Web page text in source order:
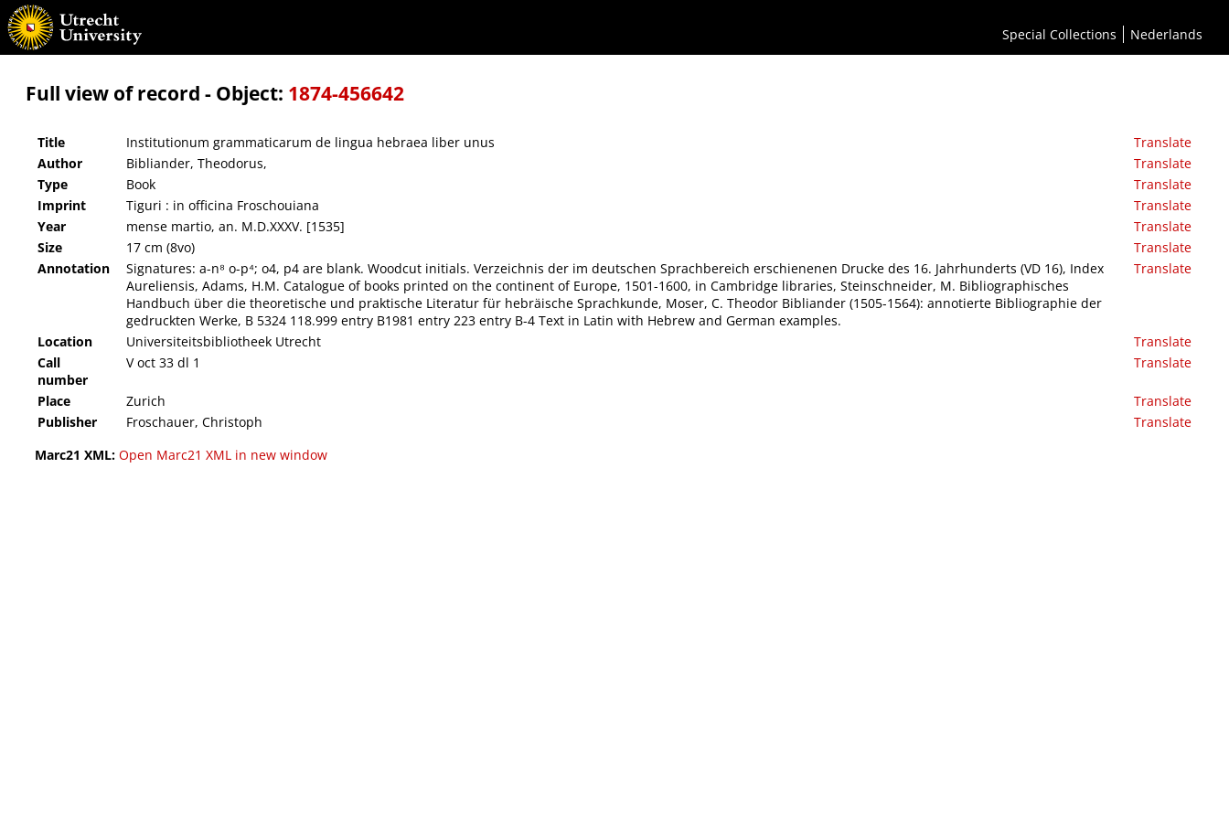
Special Collections Nederlands
Institutionum grammaticarum de lingua hebraea liber unus
Full view of record - Object: 1874-456642
Title Institutionum grammaticarum de lingua hebraea liber unus
Translate
Author
Bibliander, Theodorus,
Translate
Type
Book
Translate
Imprint
Tiguri : in officina Froschouiana
Translate
Year
mense martio, an. M.D.XXXV. [1535]
Translate
Size
17 cm (8vo)
Translate
Annotation
Signatures: a-n⁸ o-p⁴; o4, p4 are blank. Woodcut initials. Verzeichnis der im deutschen Sprachbereich erschienenen Drucke des 16. Jahrhunderts (VD 16), Index
Aureliensis, Adams, H.M. Catalogue of books printed on the continent of Europe, 1501-1600, in Cambridge libraries, Steinschneider, M. Bibliographisches
Handbuch über die theoretische und praktische Literatur für hebräische Sprachkunde, Moser, C. Theodor Bibliander (1505-1564): annotierte Bibliographie der
gedruckten Werke, B 5324 118.999 entry B1981 entry 223 entry B-4 Text in Latin with Hebrew and German examples.
Translate
Location Universiteitsbibliotheek Utrecht
Translate
Call
number
V oct 33 dl 1 Translate
Place Zurich
Translate
Publisher
Froschauer, Christoph
Translate
Marc21 XML: Open Marc21 XML in new window